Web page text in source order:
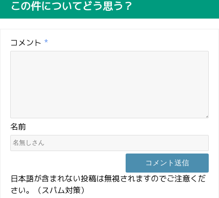
この件についてどう思う？
コメント *
名前
日本語が含まれない投稿は無視されますのでご注意くだ
さい。（スパム対策）